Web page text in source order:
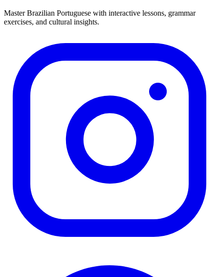
Master Brazilian Portuguese with interactive lessons, grammar
exercises, and cultural insights.